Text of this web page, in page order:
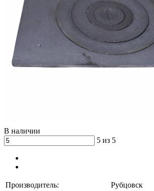
В наличии
5 из 5
Производитель:
Рубцовск